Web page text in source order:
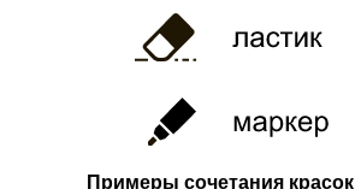
Примеры сочетания красок